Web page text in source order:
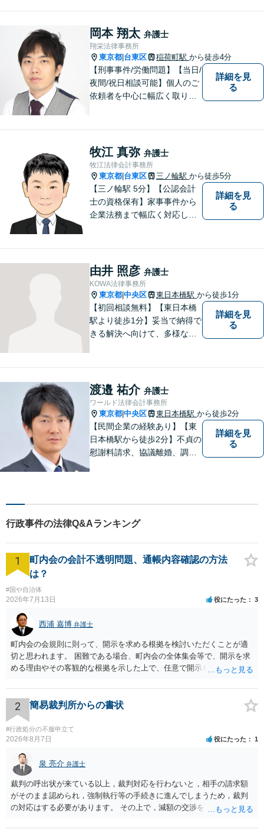
岡本 翔太 弁護士
翔栄法律事務所
東京都 台東区 稲荷町駅 から徒歩4分
【刑事事件/労働問題】【当日/
夜間/祝日相談可能】個人のご
依頼者を中心に幅広く取り扱
詳細を見
る
牧江 真弥 弁護士
牧江法律会計事務所
東京都 台東区 三ノ輪駅 から徒歩5分
【三ノ輪駅 5分】【公認会計
士の資格保有】家事事件から
企業法務まで幅広く対応して
からサポート可能です。まず
は話を聞いてみたいという方
も、お気軽にご相談くださ
い。
詳細を見
る
由井 照彦 弁護士
KOWA法律事務所
東京都 中央区 東日本橋駅 から徒歩1分
【初回相談無料】【東日本橋
駅より徒歩1分】妥当で納得で
きる解決へ向けて、多様な法
会の現実感を大事にしていま
す。【企業勤務経験あり】
【夜間土日相談可】
詳細を見
る
渡邉 祐介 弁護士
ワールド法律会計事務所
東京都 中央区 東日本橋駅 から徒歩2分
【民間企業の経験あり】【東
日本橋駅から徒歩2分】不貞の
慰謝料請求、協議離婚、調停
さい。最大の味方としてじっ
くりお話をお伺いします。
【粘り強い交渉が強み】
詳細を見
る
行政事件の法律Q&Aランキング
1
町内会の会計不透明問題、通帳内容確認の方法
は？
#国や自治体
2026年7月13日 役にたった 3
西浦 嘉博 弁護士
町内会の会規則に則って、開示を求める根拠を検討いただくことが適
切と思われます。 困難である場合、町内会の全体集会等で、開示を求
める理由やその客観的な根拠を示した上で、任意で開示を求めること
法律事務所での相談を検討ください。
2 簡易裁判所からの書状
#行政処分の不服申立て
2026年8月7日 役にたった 1
泉 亮介 弁護士
裁判の呼出状が来ている以上，裁判対応を行わないと，相手の請求額
がそのまま認められ，強制執行等の手続きに進んでしまうため，裁判
の対応はする必要があります。 その上で，減額の交渉をしたり，分割
ととなるかと思われます。 個別のご相談を希望される場合は，希望す